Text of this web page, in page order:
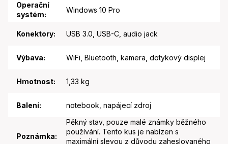
Operační
systém:
Windows 10 Pro
Konektory: USB 3.0, USB-C, audio jack
Výbava: WiFi, Bluetooth, kamera, dotykový displej
Hmotnost: 1,33 kg
Balení: notebook, napájecí zdroj
Poznámka:
Pěkný stav, pouze malé známky běžného
používání. Tento kus je nabízen s
maximální slevou z důvodu zaheslovaného